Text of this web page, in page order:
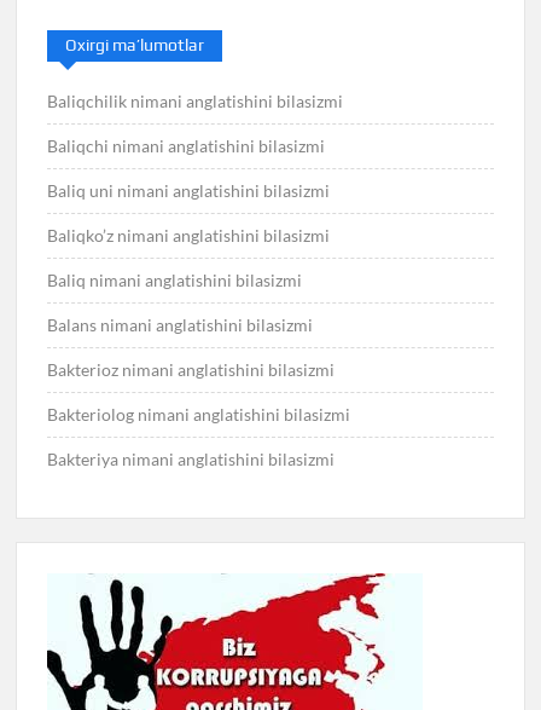
Oxirgi ma’lumotlar
Baliqchilik nimani anglatishini bilasizmi
Baliqchi nimani anglatishini bilasizmi
Baliq uni nimani anglatishini bilasizmi
Baliqko’z nimani anglatishini bilasizmi
Baliq nimani anglatishini bilasizmi
Balans nimani anglatishini bilasizmi
Bakterioz nimani anglatishini bilasizmi
Bakteriolog nimani anglatishini bilasizmi
Bakteriya nimani anglatishini bilasizmi